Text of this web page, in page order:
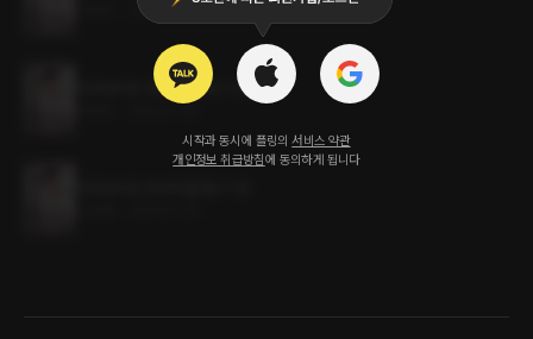
시작과 동시에 플링의 서비스 약관
개인정보 취급방침에 동의하게 됩니다
2024.01.30
내 동생이랑 헤어져 줄래요? 2권